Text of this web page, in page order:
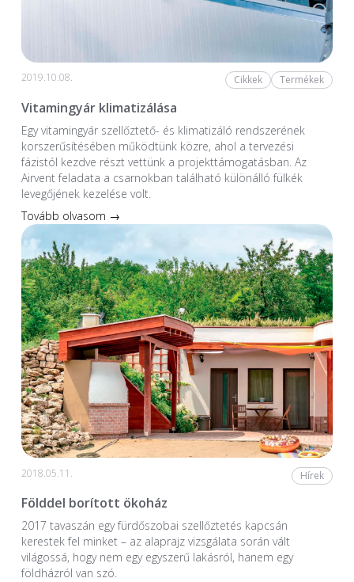
2019.10.08. Cikkek Termékek
Vitamingyár klimatizálása
Egy vitamingyár szellőztető- és klimatizáló rendszerének
korszerűsítésében működtünk közre, ahol a tervezési
fázistól kezdve részt vettünk a projekttámogatásban. Az
Airvent feladata a csarnokban található különálló fülkék
levegőjének kezelése volt.
Tovább olvasom →
2018.05.11. Hírek
Földdel borított ökoház
2017 tavaszán egy fürdőszobai szellőztetés kapcsán
kerestek fel minket – az alaprajz vizsgálata során vált
világossá, hogy nem egy egyszerű lakásról, hanem egy
földházról van szó.